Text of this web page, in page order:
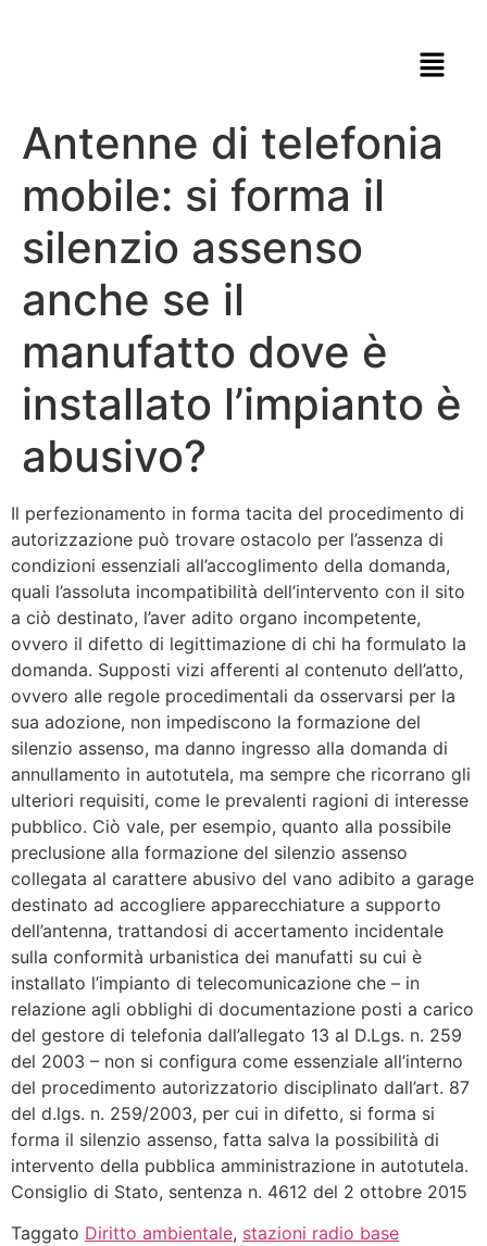
Antenne di telefonia
mobile: si forma il
silenzio assenso
anche se il
manufatto dove è
installato l’impianto è
abusivo?
Il perfezionamento in forma tacita del procedimento di
autorizzazione può trovare ostacolo per l’assenza di
condizioni essenziali all’accoglimento della domanda,
quali l’assoluta incompatibilità dell’intervento con il sito
a ciò destinato, l’aver adito organo incompetente,
ovvero il difetto di legittimazione di chi ha formulato la
domanda. Supposti vizi afferenti al contenuto dell’atto,
ovvero alle regole procedimentali da osservarsi per la
sua adozione, non impediscono la formazione del
silenzio assenso, ma danno ingresso alla domanda di
annullamento in autotutela, ma sempre che ricorrano gli
ulteriori requisiti, come le prevalenti ragioni di interesse
pubblico. Ciò vale, per esempio, quanto alla possibile
preclusione alla formazione del silenzio assenso
collegata al carattere abusivo del vano adibito a garage
destinato ad accogliere apparecchiature a supporto
dell’antenna, trattandosi di accertamento incidentale
sulla conformità urbanistica dei manufatti su cui è
installato l’impianto di telecomunicazione che – in
relazione agli obblighi di documentazione posti a carico
del gestore di telefonia dall’allegato 13 al D.Lgs. n. 259
del 2003 – non si configura come essenziale all’interno
del procedimento autorizzatorio disciplinato dall’art. 87
del d.lgs. n. 259/2003, per cui in difetto, si forma si
forma il silenzio assenso, fatta salva la possibilità di
intervento della pubblica amministrazione in autotutela.
Consiglio di Stato, sentenza n. 4612 del 2 ottobre 2015
Taggato Diritto ambientale, stazioni radio base